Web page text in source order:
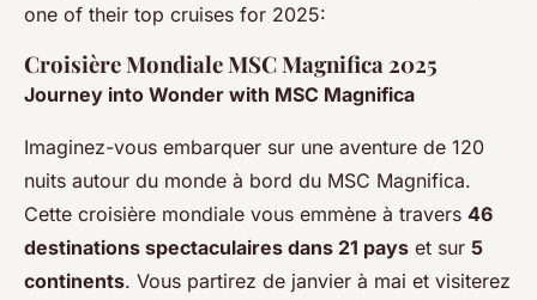
one of their top cruises for 2025:
Croisière Mondiale MSC Magnifica 2025
Journey into Wonder with MSC Magnifica
Imaginez-vous embarquer sur une aventure de 120
nuits autour du monde à bord du MSC Magnifica.
Cette croisière mondiale vous emmène à travers 46
destinations spectaculaires dans 21 pays et sur 5
continents. Vous partirez de janvier à mai et visiterez